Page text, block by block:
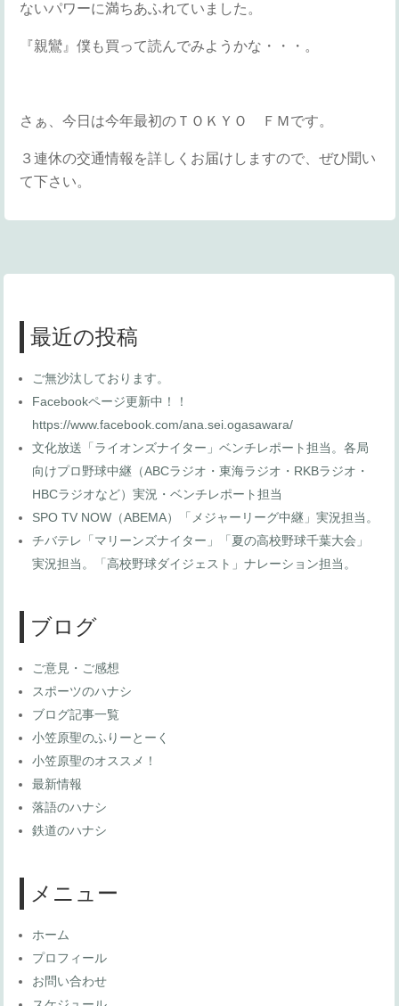
ないパワーに満ちあふれていました。
『親鸞』僕も買って読んでみようかな・・・。
さぁ、今日は今年最初のＴＯＫＹＯ ＦＭです。
３連休の交通情報を詳しくお届けしますので、ぜひ聞い
て下さい。
最近の投稿
ご無沙汰しております。
Facebookページ更新中！！
https://www.facebook.com/ana.sei.ogasawara/
文化放送「ライオンズナイター」ベンチレポート担当。各局
向けプロ野球中継（ABCラジオ・東海ラジオ・RKBラジオ・
HBCラジオなど）実況・ベンチレポート担当
SPO TV NOW（ABEMA）「メジャーリーグ中継」実況担当。
チバテレ「マリーンズナイター」「夏の高校野球千葉大会」
実況担当。「高校野球ダイジェスト」ナレーション担当。
ブログ
ご意見・ご感想
スポーツのハナシ
ブログ記事一覧
小笠原聖のふりーとーく
小笠原聖のオススメ！
最新情報
落語のハナシ
鉄道のハナシ
メニュー
ホーム
プロフィール
お問い合わせ